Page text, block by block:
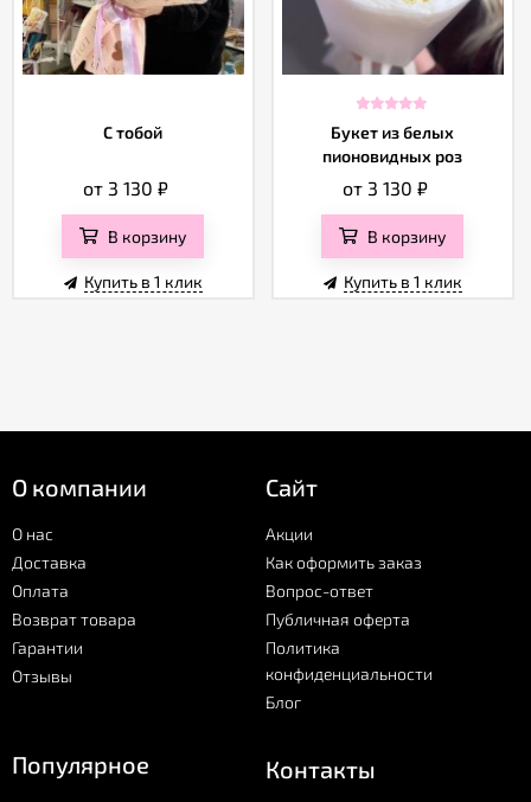
С тобой
от 3 130₽
В корзину
Купить в 1 клик
Букет из белых
пионовидных роз
от 3 130₽
В корзину
Купить в 1 клик
О компании
О нас
Доставка
Оплата
Возврат товара
Гарантии
Отзывы
Сайт
Акции
Как оформить заказ
Вопрос-ответ
Публичная оферта
Политика
конфиденциальности
Блог
Популярное Контакты